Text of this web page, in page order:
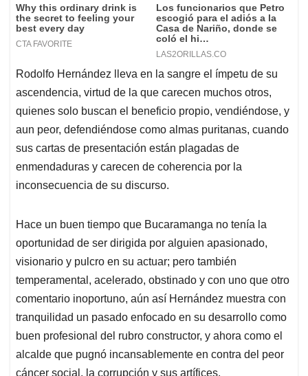
Rodolfo Hernández lleva en la sangre el ímpetu de su
ascendencia, virtud de la que carecen muchos otros,
quienes solo buscan el beneficio propio, vendiéndose, y
aun peor, defendiéndose como almas puritanas, cuando
sus cartas de presentación están plagadas de
enmendaduras y carecen de coherencia por la
inconsecuencia de su discurso.
Hace un buen tiempo que Bucaramanga no tenía la
oportunidad de ser dirigida por alguien apasionado,
visionario y pulcro en su actuar; pero también
temperamental, acelerado, obstinado y con uno que otro
comentario inoportuno, aún así Hernández muestra con
tranquilidad un pasado enfocado en su desarrollo como
buen profesional del rubro constructor, y ahora como el
alcalde que pugnó incansablemente en contra del peor
cáncer social, la corrupción y sus artífices.